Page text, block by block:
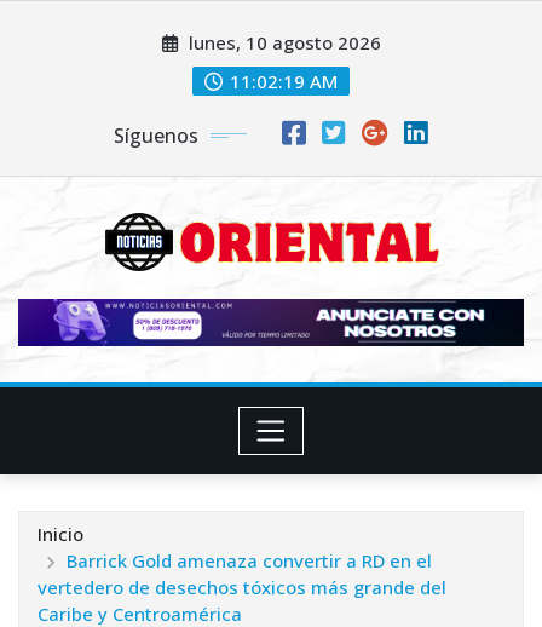
lunes, 10 agosto 2026
11:02:20 AM
Síguenos
Inicio
Barrick Gold amenaza convertir a RD en el
vertedero de desechos tóxicos más grande del
Caribe y Centroamérica